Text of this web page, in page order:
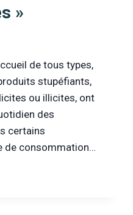
»
de tous types,
stupéfiants,
ou illicites, ont
des
certains
de consommation…